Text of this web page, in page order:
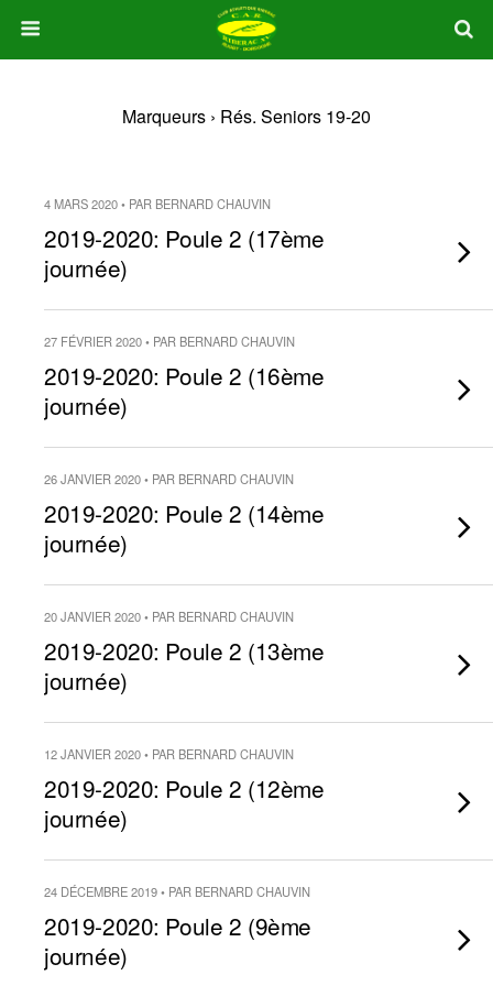
Marqueurs › Rés. Seniors 19-20
4 MARS 2020 • PAR BERNARD CHAUVIN
2019-2020: Poule 2 (17ème
journée)
27 FÉVRIER 2020 • PAR BERNARD CHAUVIN
2019-2020: Poule 2 (16ème
journée)
26 JANVIER 2020 • PAR BERNARD CHAUVIN
2019-2020: Poule 2 (14ème
journée)
20 JANVIER 2020 • PAR BERNARD CHAUVIN
2019-2020: Poule 2 (13ème
journée)
12 JANVIER 2020 • PAR BERNARD CHAUVIN
2019-2020: Poule 2 (12ème
journée)
24 DÉCEMBRE 2019 • PAR BERNARD CHAUVIN
2019-2020: Poule 2 (9ème
journée)